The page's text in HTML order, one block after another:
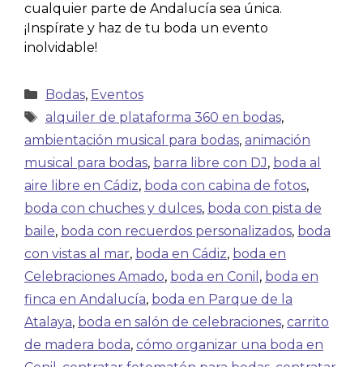
cualquier parte de Andalucía sea única.
¡Inspírate y haz de tu boda un evento
inolvidable!
Bodas, Eventos
alquiler de plataforma 360 en bodas,
ambientación musical para bodas, animación
musical para bodas, barra libre con DJ, boda al
aire libre en Cádiz, boda con cabina de fotos,
boda con chuches y dulces, boda con pista de
baile, boda con recuerdos personalizados, boda
con vistas al mar, boda en Cádiz, boda en
Celebraciones Amado, boda en Conil , boda en
finca en Andalucía, boda en Parque de la
Atalaya, boda en salón de celebraciones, carrito
de madera boda, cómo organizar una boda en